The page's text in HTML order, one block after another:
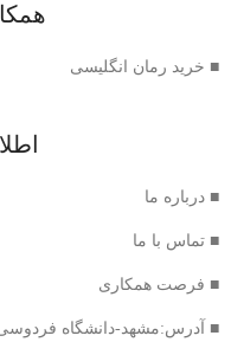
■ خرید رمان انگلیسی
■ درباره ما
■ تماس با ما
■ فرصت همکاری
■ آدرس:مشهد-دانشگاه